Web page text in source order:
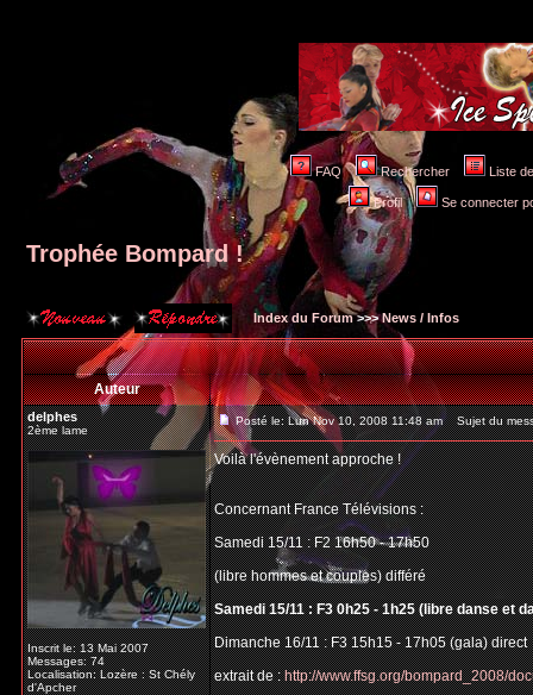
FAQ Rechercher Liste
Profil Se connecter
Trophée Bompard !
Index du Forum>>>News / Infos
Auteur
delphes
2ème lame
Inscrit le: 13 Mai 2007
Messages: 74
Localisation: Lozère : St Chély
d'Apcher
Posté le: Lun Nov 10, 2008 11:48 am Sujet du
Voilà l'évènement approche !
Concernant France Télévisions :
Samedi 15/11 : F2 16h50 - 17h50
(libre hommes et couples) différé
Samedi 15/11 : F3 0h25 - 1h25 (libre danse et
Dimanche 16/11 : F3 15h15 - 17h05 (gala) direct
extrait de :http://www.ffsg.org/bompard_2008/